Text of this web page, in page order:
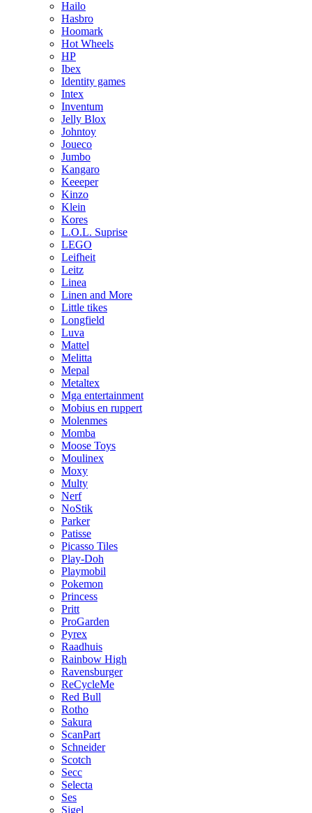
Hailo
Hasbro
Hoomark
Hot Wheels
HP
Ibex
Identity games
Intex
Inventum
Jelly Blox
Johntoy
Joueco
Jumbo
Kangaro
Keeeper
Kinzo
Klein
Kores
L.O.L. Suprise
LEGO
Leifheit
Leitz
Linea
Linen and More
Little tikes
Longfield
Luva
Mattel
Melitta
Mepal
Metaltex
Mga entertainment
Mobius en ruppert
Molenmes
Momba
Moose Toys
Moulinex
Moxy
Multy
Nerf
NoStik
Parker
Patisse
Picasso Tiles
Play-Doh
Playmobil
Pokemon
Princess
Pritt
ProGarden
Pyrex
Raadhuis
Rainbow High
Ravensburger
ReCycleMe
Red Bull
Rotho
Sakura
ScanPart
Schneider
Scotch
Secc
Selecta
Ses
Sigel